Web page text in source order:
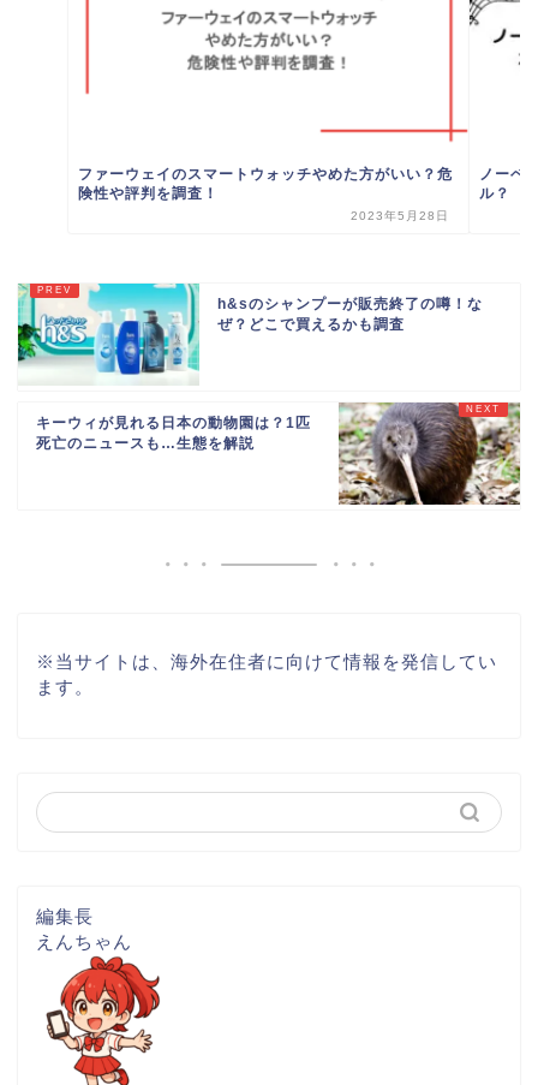
ファーウェイのスマートウォッチやめた方がいい？危
険性や評判を調査！
2023年5月28日
ノーベ
ル？
h&sのシャンプーが販売終了の噂！な
ぜ？どこで買えるかも調査
キーウィが見れる日本の動物園は？1匹
死亡のニュースも…生態を解説
※ 当サイトは、海外在住者に向けて情報を発信してい
ます。
編集長
えんちゃん